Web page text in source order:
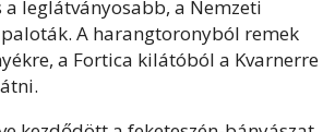
leglátványosabb, a Nemzeti
A harangtoronyból remek
a Fortica kilátóból a Kvarnerre